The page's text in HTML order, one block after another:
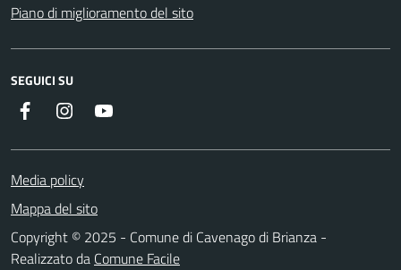
Piano di miglioramento del sito
SEGUICI SU
Facebook Instagram
Media policy
Mappa del sito
Copyright © 2025 - Comune di Cavenago di Brianza -
Realizzato da Comune Facile